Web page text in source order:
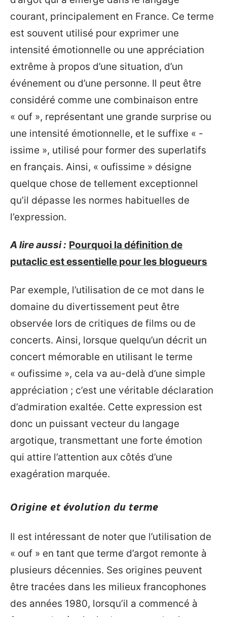
courant, principalement en France. Ce terme
est souvent utilisé pour exprimer une
intensité émotionnelle ou une appréciation
extrême à propos d’une situation, d’un
événement ou d’une personne. Il peut être
considéré comme une combinaison entre
« ouf », représentant une grande surprise ou
une intensité émotionnelle, et le suffixe « -
issime », utilisé pour former des superlatifs
en français. Ainsi, « oufissime » désigne
quelque chose de tellement exceptionnel
qu’il dépasse les normes habituelles de
l’expression.
A lire aussi : Pourquoi la définition de
putaclic est essentielle pour les blogueurs
Par exemple, l’utilisation de ce mot dans le
domaine du divertissement peut être
observée lors de critiques de films ou de
concerts. Ainsi, lorsque quelqu’un décrit un
concert mémorable en utilisant le terme
« oufissime », cela va au-delà d’une simple
appréciation ; c’est une véritable déclaration
d’admiration exaltée. Cette expression est
donc un puissant vecteur du langage
argotique, transmettant une forte émotion
qui attire l’attention aux côtés d’une
exagération marquée.
Origine et évolution du terme
Il est intéressant de noter que l’utilisation de
« ouf » en tant que terme d’argot remonte à
plusieurs décennies. Ses origines peuvent
être tracées dans les milieux francophones
des années 1980, lorsqu’il a commencé à